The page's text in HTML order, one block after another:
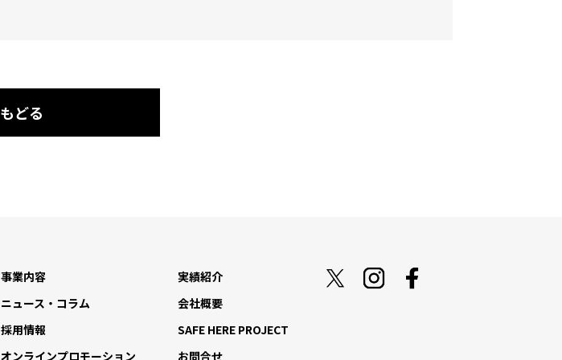
もどる
事業内容
実績紹介
ニュース・コラム
会社概要
採用情報
SAFE HERE PROJECT
オンラインプロモーション
お問合せ